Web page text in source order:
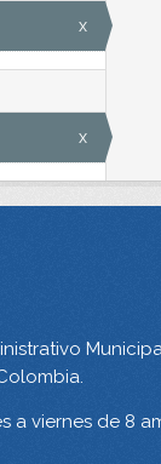
x
x
a viernes de 8